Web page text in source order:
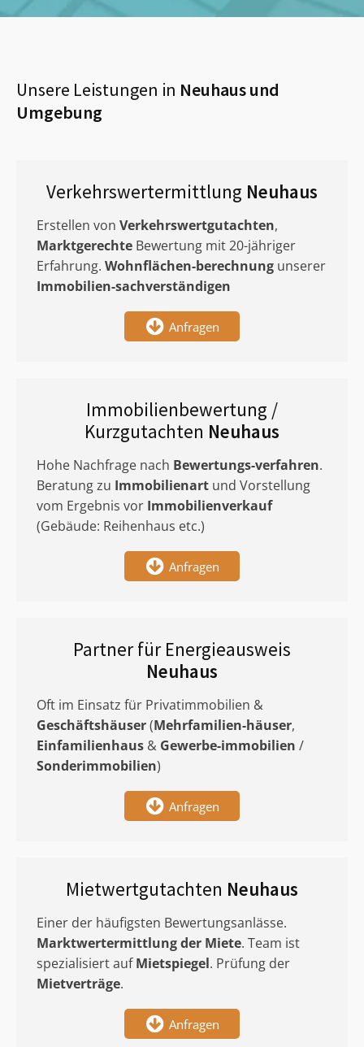
Unsere Leistungen in Neuhausund
Umgebung
Verkehrswertermittlung Neuhaus
Erstellen von Verkehrswertgutachten,
Marktgerechte Bewertung mit 20-jähriger
Erfahrung. Wohnflächen-berechnung unserer
Immobilien-sachverständigen
Anfragen
Immobilienbewertung /
Kurzgutachten Neuhaus
Hohe Nachfrage nach Bewertungs-verfahren.
Beratung zu Immobilienart und Vorstellung
vom Ergebnis vor Immobilienverkauf
(Gebäude: Reihenhaus etc.)
Anfragen
Partner für Energieausweis
Neuhaus
Oft im Einsatz für Privatimmobilien &
Geschäftshäuser(Mehrfamilien-häuser,
Einfamilienhaus & Gewerbe-immobilien /
Sonderimmobilien)
Anfragen
Mietwertgutachten Neuhaus
Einer der häufigsten Bewertungsanlässe.
Marktwertermittlungder Miete. Team ist
spezialisiert aufMietspiegel. Prüfung der
Mietverträge.
Anfragen